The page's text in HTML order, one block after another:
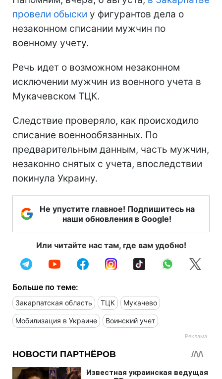
провели обыски у фигурантов дела о
незаконном списании мужчин по
военному учету.
Речь идет о возможном незаконном
исключении мужчин из военного учета в
Мукачевском ТЦК.
Следствие проверяло, как происходило
списание военнообязанных. По
предварительным данным, часть мужчин,
незаконно снятых с учета, впоследствии
покинула Украину.
Не упустите главное! Подпишитесь на
наши обновления в Google!
Или читайте нас там, где вам удобно!
Больше по теме:
Закарпатская область ТЦК Мукачево
Мобилизация в Украине Воинский учет